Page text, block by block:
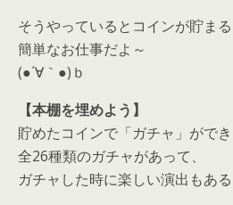
そうやっているとコインが貯まる
簡単なお仕事だよ～
(●´∀｀●)ｂ
【本棚を埋めよう】
貯めたコインで「ガチャ」がで
全26種類のガチャがあって、
ガチャした時に楽しい演出もある